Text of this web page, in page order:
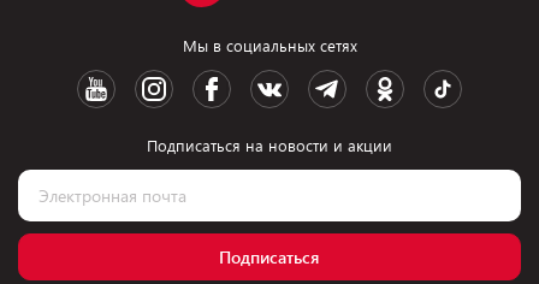
Мы в социальных сетях
Подписаться на новости и акции
Подписаться